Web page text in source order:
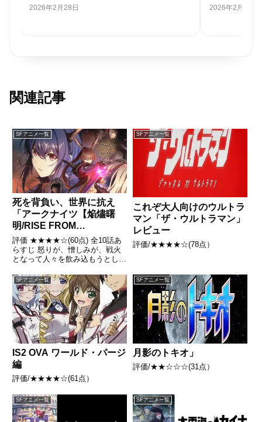
2026年2月12日 2026年1月17日
関連記事
SFアニメ一覧
死を背負い、世界に抗え
「アークナイツ【焔燼曙
明/RISE FROM
EMBER】」レビュー
評価 ★★★★☆(60点) 全10話あ
らすじ 怒りが、憎しみが、戦火
となって人々を飲み込もうとして
の暴走とその背後にある陰謀を阻
止できるのは、中立組織であるロ
ドスのみ 引用- Wikipedia
SFアニメ一覧
これぞ大人向けのウルトラ
マン「ザ・ウルトラマン」
レビュー
評価/★★★★☆(78点）
SFアニメ一覧
IS2 OVA ワールド・パージ
編
評価/★★★★☆(61点）
SFアニメ一覧
月影のトキオ」
評価/★★☆☆☆(31点）
SFアニメ一覧 SFアニメ一覧